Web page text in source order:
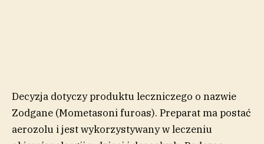
Decyzja dotyczy produktu leczniczego o nazwie
Zodgane (Mometasoni furoas). Preparat ma postać
aerozolu i jest wykorzystywany w leczeniu